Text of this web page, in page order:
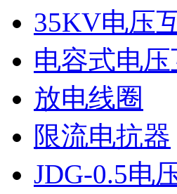
35KV电压
电容式电
放电线圈
限流电抗器
JDG-0.5电